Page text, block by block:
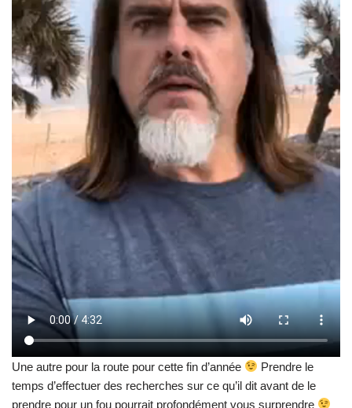
Une autre pour la route pour cette fin d’année
Prendre le
temps d’effectuer des recherches sur ce qu’il dit avant de le
prendre pour un fou pourrait profondément vous surprendre